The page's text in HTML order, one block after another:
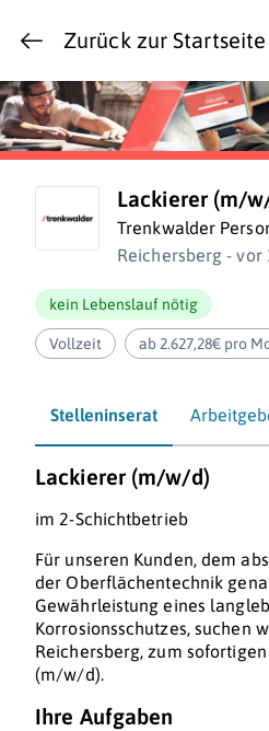
Zurück zur Startseite
Lackierer (m/
Trenkwalder
Reichersberg - vor
kein Lebenslauf nötig
Vollzeit ab 2.627,28€ pro
Stelleninserat
Lackierer (m/w/d)
im 2-Schichtbetrieb
Für unseren Kunden, dem
der Oberflächentechnik
Gewährleistung eines
Korrosionsschutzes, suchen
Reichersberg, zum
(m/w/d).
Ihre Aufgaben